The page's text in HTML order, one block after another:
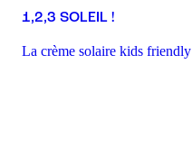
1,2,3 SOLEIL !
La crème solaire kids friendly